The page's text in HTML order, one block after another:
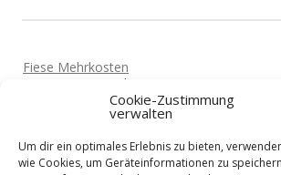
Cookie-Zustimmung
verwalten
Um dir ein optimales Erlebnis zu bieten,
wie Cookies, um Geräteinformationen zu
Fiese Mehrkosten
Vor 5 Jahren
Brauchen einen günstigen Dispo!
Mit Hund nach Polen?